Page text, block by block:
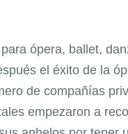
ópera, ballet,
el éxito de la
de compañías
empezaron a